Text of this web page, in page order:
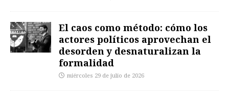
El caos como método: cómo los
actores políticos aprovechan el
desorden y desnaturalizan la
formalidad
miércoles 29 de julio de 2026